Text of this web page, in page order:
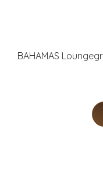
BAHAMAS